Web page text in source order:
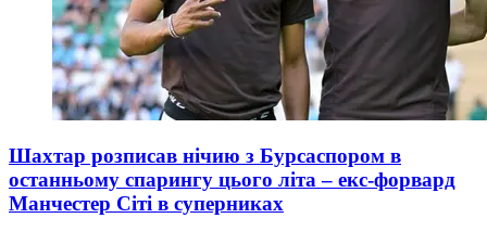
Шахтар розписав нічию з Бурсаспором в
останньому спарингу цього літа – екс-форвард
Манчестер Сіті в суперниках